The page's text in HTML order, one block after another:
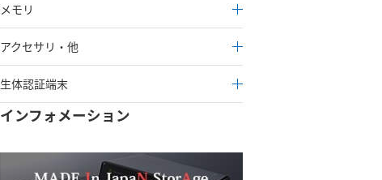
メモリ
アクセサリ・他
生体認証端末
インフォメーション